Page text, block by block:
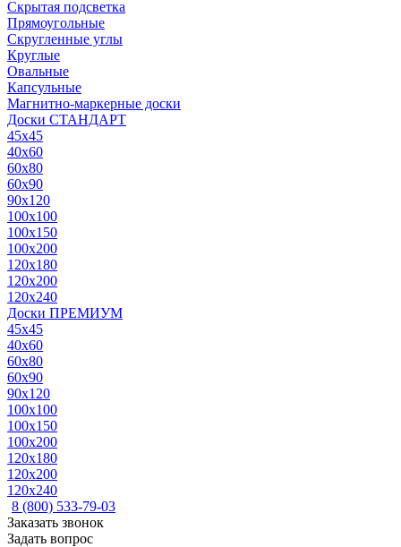
Скрытая подсветка
Прямоугольные
Скругленные углы
Круглые
Овальные
Капсульные
Магнитно-маркерные доски
Доски СТАНДАРТ
45x45
40x60
60x80
60x90
90x120
100x100
100x150
100x200
120x180
120x200
120x240
Доски ПРЕМИУМ
45x45
40x60
60x80
60x90
90x120
100x100
100x150
100x200
120x180
120x200
120x240
8 (800) 533-79-03
Заказать звонок
Задать вопрос